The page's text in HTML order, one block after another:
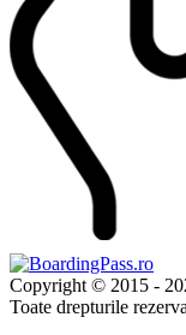
Copyright © 2015 -
Toate drepturile